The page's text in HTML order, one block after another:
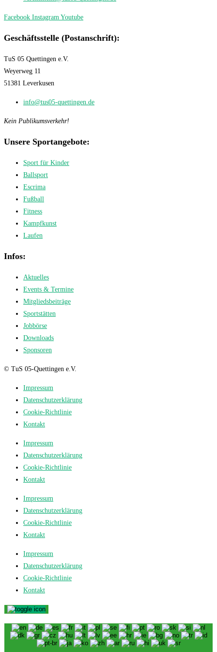
Facebook Instagram Youtube
Geschäftsstelle (Postanschrift):
TuS 05 Quettingen e.V.
Weyerweg 11
51381 Leverkusen
info@tus05-quettingen.de
Kein Publikumsverkehr!
Unsere Sportangebote:
Sport für Kinder
Ballsport
Escrima
Fußball
Fitness
Kampfkunst
Laufen
Infos:
Aktuelles
Events & Termine
Mitgliedsbeiträge
Sportstätten
Jobbörse
Downloads
Sponsoren
© TuS 05-Quettingen e.V.
Impressum
Datenschutzerklärung
Cookie-Richtlinie
Kontakt
Impressum
Datenschutzerklärung
Cookie-Richtlinie
Kontakt
Impressum
Datenschutzerklärung
Cookie-Richtlinie
Kontakt
Impressum
Datenschutzerklärung
Cookie-Richtlinie
Kontakt